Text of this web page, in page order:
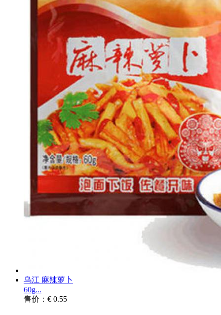
乌江 麻辣萝卜
60g...
售价：€ 0.55